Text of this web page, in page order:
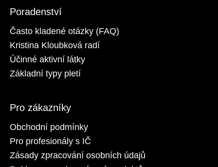
Poradenství
Často kladené otázky (FAQ)
Kristina Kloubková radí
Účinné aktivní látky
Základní typy pletí
Pro zákazníky
Obchodní podmínky
Pro profesionály s IČ
Zásady zpracování osobních údajů